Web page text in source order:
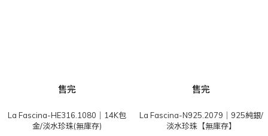
售完
La Fascina-HE316.1080｜14K包
金/淡水珍珠(無庫存)
售完
La Fascina-N925.2079｜925純銀/
淡水珍珠【無庫存】